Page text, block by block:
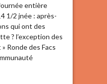
entière
1/2 jnée : après-
qui ont des
? l’exception des
Ronde des Facs